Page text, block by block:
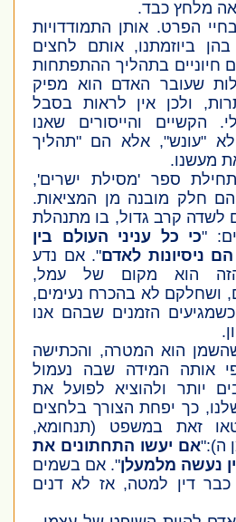
מלחץ כבד.
הפרט. אותן התמודדויות
ביוזמתנו, אותם לחצים
חיוניים בתהליך ההתפתחות
שעובר האדם הוא מפיק
ולכן אין לראות בסבל
והייסורים שאנו
"עונש", אלא הם "תהליך
מעשנו.
ספר 'מסילת ישרים',
חלק מובנה מן המציאות.
קרב גדול, בו מתנהלת
" כי כל עניני העולם בין
ניסיונות לאדם". אם נדע
הוא מקום של עמל,
ושחלקם לא בהכרח נעימים,
הזמנים שבהם אנו
הוא המטרה, והכתישה
אותה המידה שבה נעמול
יותר ולהוציא לפועל את
כך יפחת הצורך בלחצים
זאת במשפט (תנחומא,
"אם יעשו התחתונים את
נעשה מלמעלן". אם בשמים
דין למטה, אז לא דנים